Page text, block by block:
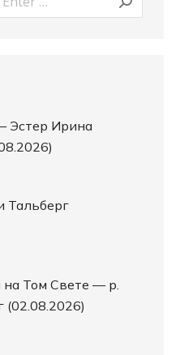
Эстер Ирина
Тальберг
на Том Свете — р.
(02.08.2026)